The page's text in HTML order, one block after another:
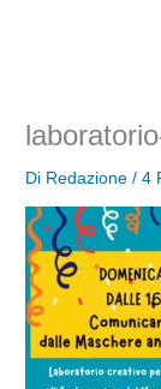
Di Redazione/4